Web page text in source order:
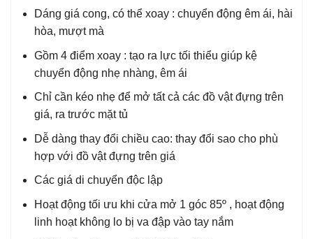
Dáng giá cong, có thể xoay : chuyển động êm ái, hài
hòa, mượt mà
Gồm 4 điểm xoay : tạo ra lực tối thiểu giúp kệ
chuyển động nhẹ nhàng, êm ái
Chỉ cần kéo nhẹ để mở tất cả các đồ vật đựng trên
giá, ra trước mặt tủ
Dễ dàng thay đổi chiều cao: thay đổi sao cho phù
hợp với đồ vật đựng trên giá
Các giá di chuyển độc lập
Hoạt động tối ưu khi cửa mở 1 góc 85º , hoạt động
linh hoạt không lo bị va đập vào tay nắm